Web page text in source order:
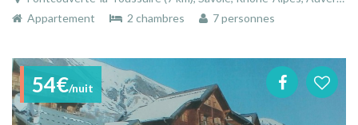
Appartement
2 chambres 7 personnes
54€/nuit